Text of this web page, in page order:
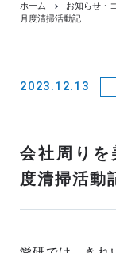
ホーム お知らせ・
月度清掃活動記
2023.12.13
会社周りを
度清掃活動